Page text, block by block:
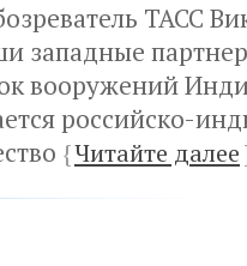
ТАСС
западные
вооружений
российско-
{Читайте далее